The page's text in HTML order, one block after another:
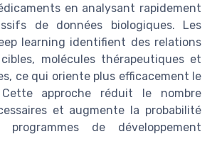
en analysant rapidement
de données biologiques. Les
learning identifient des relations
molécules thérapeutiques et
ce qui oriente plus efficacement le
approche réduit le nombre
et augmente la probabilité
de développement